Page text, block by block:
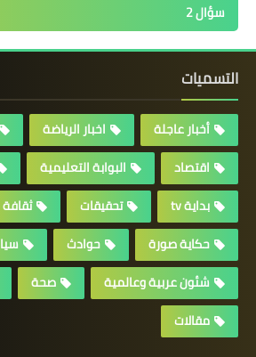
سؤال 2
التسميات
أخبار عاجلة اخبار الرياضة
اقتصاد
البوابة التعليمية
بداية tv
تحقيقات
ثقافة
حكاية صورة
حوادث
شئون عربية وعالمية
صحة
مقالات